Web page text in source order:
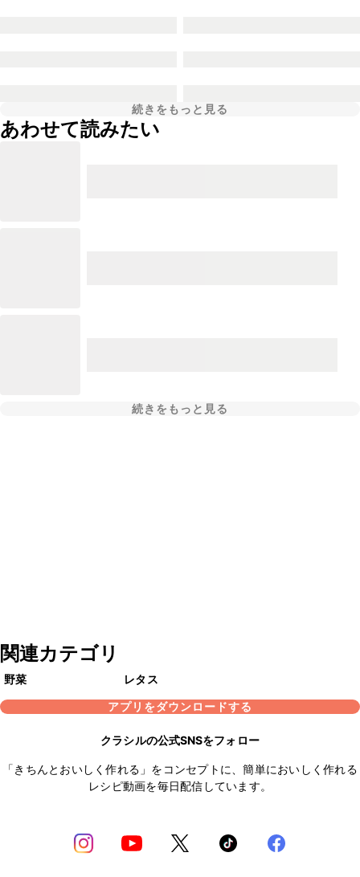
続きをもっと見る
あわせて読みたい
続きをもっと見る
関連カテゴリ
野菜
レタス
アプリをダウンロードする
クラシルの公式SNSをフォロー
「きちんとおいしく作れる」をコンセプトに、簡単においしく作れる
レシピ動画を毎日配信しています。